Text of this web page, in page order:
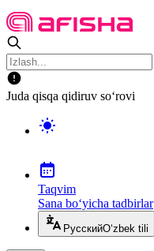
Juda qisqa qidiruv so‘rovi
Taqvim
Sana bo‘yicha tadbirlar
РусскийO‘zbek tili